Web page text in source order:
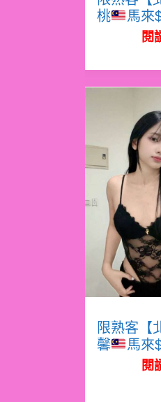
桃
馬來
閱
限熟客【
馨
馬來
閱